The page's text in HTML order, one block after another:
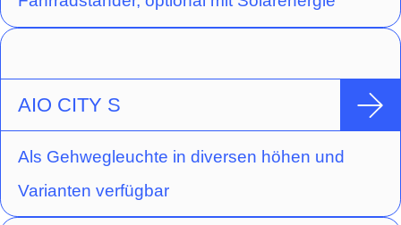
Leuchte ein Piktogramm-Vorsatzfolien-Set -
(Erkennungsweite 17 m) enthalten.
AIO CITY S
Als Gehwegleuchte in diversen höhen und
Varianten verfügbar